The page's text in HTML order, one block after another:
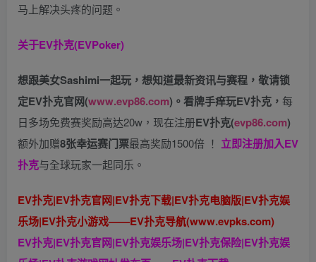
马上解决头疼的问题。
关于EV扑克(EVPoker)
想跟美女Sashimi一起玩， 想知道最新资讯与赛程， 敬请锁
定EV扑克官网(www.evp86.com)。看牌手痒玩EV扑克， 每
日多场免费赛奖励高达20w，现在注册EV扑克(evp86.com)
额外加赠8张幸运赛门票最高奖励1500倍 ！ 立即注册加入EV
扑克与全球玩家一起同乐。
EV扑克|EV扑克官网|EV扑克下载|EV扑克电脑版|EV扑克娱
乐场|EV扑克小游戏——EV扑克导航(www.evpks.com)
EV扑克|EV扑克官网|EV扑克娱乐场|EV扑克保险|EV扑克娱